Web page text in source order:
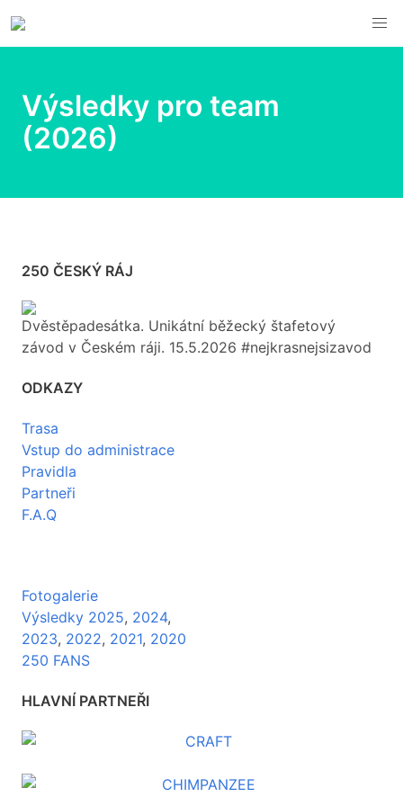
Výsledky pro team
(2026)
250 ČESKÝ RÁJ
Dvěstěpadesátka. Unikátní běžecký štafetový
závod v Českém ráji. 15.5.2026 #nejkrasnejsizavod
ODKAZY
Trasa
Vstup do administrace
Pravidla
Partneři
F.A.Q
Fotogalerie
Výsledky 2025, 2024,
2023, 2022, 2021, 2020
250 FANS
HLAVNÍ PARTNEŘI